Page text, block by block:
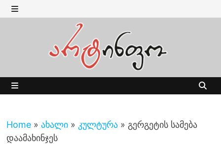
Skip
to MENU
Home » ახალი » კულტურა » გერგეტის სამება
დაამახინჯეს